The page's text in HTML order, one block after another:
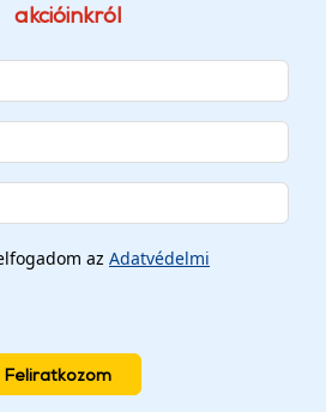
akcióinkról
az Adatvédelmi
Feliratkozom